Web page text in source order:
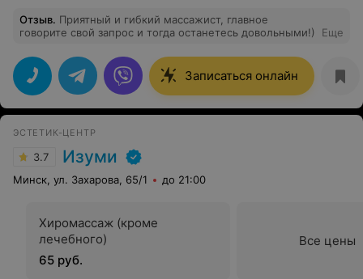
Отзыв. Приятный и гибкий массажист, главное
говорите свой запрос и тогда останетесь довольными!)
Еще
Записаться онлайн
ЭСТЕТИК-ЦЕНТР
3.7 Изуми
Минск, ул. Захарова, 65/1 до 21:00
Хиромассаж (кроме
лечебного)
65 руб.
Все цены